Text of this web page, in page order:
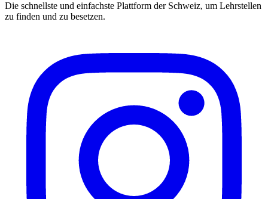
Die schnellste und einfachste Plattform der Schweiz, um Lehrstellen
zu finden und zu besetzen.